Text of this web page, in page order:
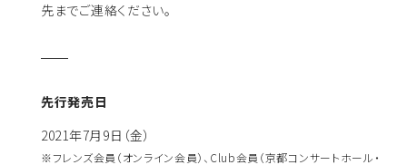
先までご連絡ください。
先行発売日
2021年7月9日（金）
※フレンズ会員（オンライン会員）、Club会員（京都コンサートホール・